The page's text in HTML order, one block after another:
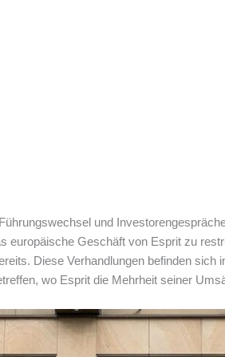
und
europäische Geschäft von Esprit zu
Diese Verhandlungen befinden
wo Esprit die Mehrheit seiner